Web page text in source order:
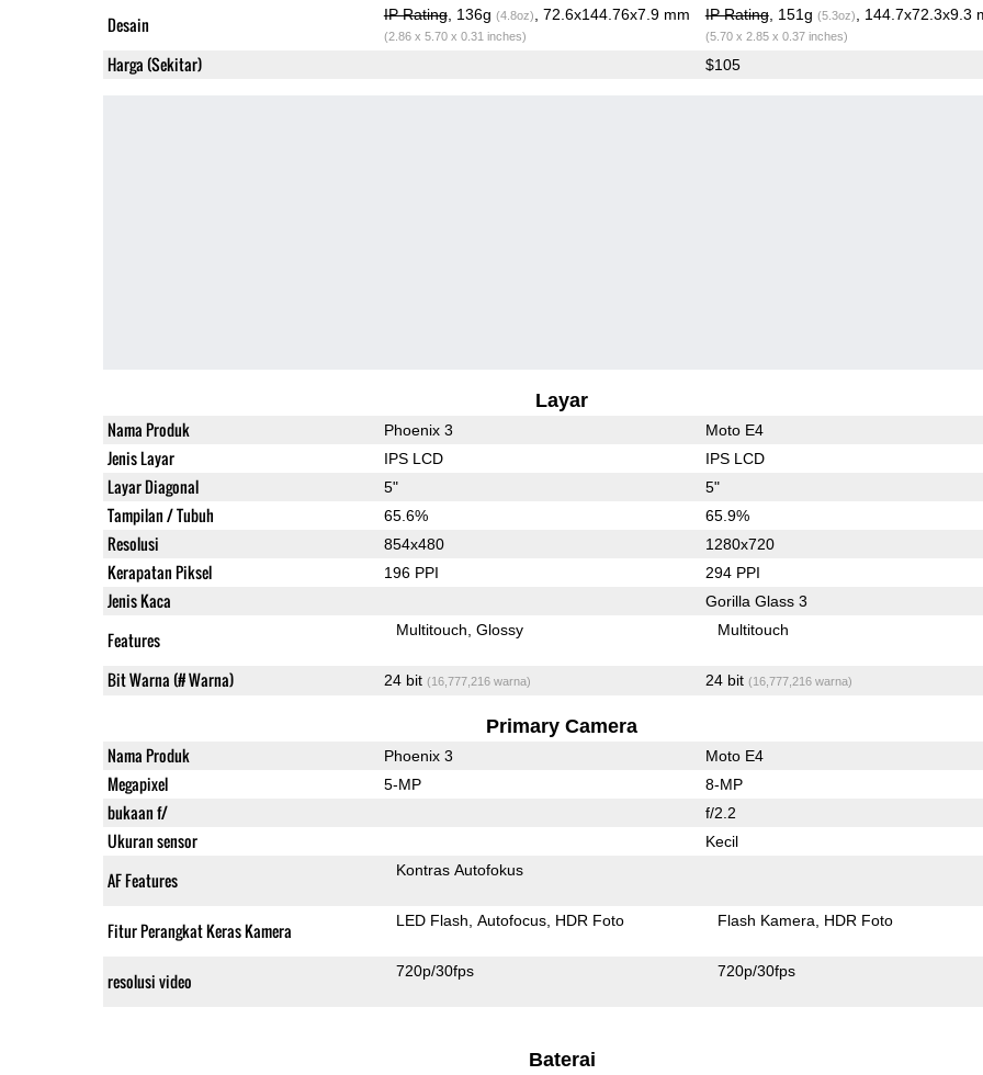
Desain IP Rating, 136g (4.8oz) , 72.6x144.76x7.9 mm
(2.86 x 5.70 x 0.31 inches)
IP Rating, 151g (5.3oz) , 144.7x72.3x9.3
(5.70 x 2.85 x 0.37 inches)
Harga (Sekitar) $105
Layar
Nama Produk Phoenix 3 Moto E4
Jenis Layar IPS LCD IPS LCD
Layar Diagonal 5" 5"
Tampilan / Tubuh 65.6% 65.9%
Resolusi 854x480 1280x720
Kerapatan Piksel 196 PPI 294 PPI
Jenis Kaca Gorilla Glass 3
Features Multitouch Glossy Multitouch
Bit Warna (# Warna) 24 bit (16,777,216 warna) 24 bit (16,777,216 warna)
Primary Camera
Nama Produk Phoenix 3 Moto E4
Megapixel 5-MP 8-MP
bukaan f/ f/2.2
Ukuran sensor Kecil
AF Features Kontras Autofokus
Fitur Perangkat Keras Kamera LED Flash Autofocus HDR Foto Flash Kamera HDR Foto
resolusi video 720p/30fps 720p/30fps
Baterai